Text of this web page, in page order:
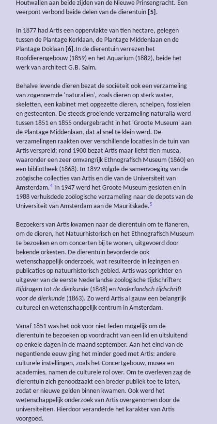
Houtwallen aan beide zijden van de Nieuwe Prinsengracht. Een
veerpont verbond beide delen van de dierentuin [5] .
In 1877 had Artis een oppervlakte van tien hectare, gelegen
tussen de Plantage Kerklaan, de Plantage Middenlaan en de
Plantage Doklaan [6] .In de dierentuin verrezen het
Roofdierengebouw (1859) en het Aquarium (1882), beide het
werk van architect G.B. Salm.
Behalve levende dieren bezat de sociëteit ook een verzameling
van zogenoemde 'naturaliën', zoals dieren op sterk water,
skeletten, een kabinet met opgezette dieren, schelpen, fossielen
en gesteenten. De steeds groeiende verzameling naturalia werd
tussen 1851 en 1855 ondergebracht in het 'Groote Museum' aan
de Plantage Middenlaan, dat al snel te klein werd. De
verzamelingen raakten over verschillende locaties in de tuin van
Artis verspreid; rond 1900 bezat Artis maar liefst tien musea,
waaronder een zeer omvangrijk Ethnografisch Museum (1860) en
een bibliotheek (1868). In 1892 volgde de samenvoeging van de
zoögische collecties van Artis en die van de Universiteit van
Amsterdam.4
In 1947 werd het Groote Museum gesloten en in
1988 verhuisdede zoölogische verzameling naar de depots van de
Universiteit van Amsterdam aan de Mauritskade.5
Bezoekers van Artis kwamen naar de dierentuin om te flaneren,
om de dieren, het Natuurhistorisch en het Ethnografisch Museum
te bezoeken en om concerten bij te wonen, uitgevoerd door
bekende orkesten. De dierentuin bevorderde ook
wetenschappelijk onderzoek, wat resulteerde in lezingen en
publicaties op natuurhistorisch gebied. Artis was oprichter en
uitgever van de eerste Nederlandse zoölogische tijdschriften:
Bijdragen tot de dierkunde (1848) en Nederlandsch tijdschrift
voor de dierkunde (1863). Zo werd Artis al gauw een belangrijk
cultureel en wetenschappelijk centrum in Amsterdam.
Vanaf 1851 was het ook voor niet-leden mogelijk om de
dierentuin te bezoeken op voordracht van een lid en uitsluitend
op enkele dagen in de maand september. Aan het eind van de
negentiende eeuw ging het minder goed met Artis: andere
culturele instellingen, zoals het Concertgebouw, musea en
academies, namen de culturele rol over. Om te overleven zag de
dierentuin zich genoodzaakt een breder publiek toe te laten,
zodat er nieuwe gelden binnen kwamen. Ook werd het
wetenschappelijk onderzoek van Artis overgenomen door de
universiteiten. Hierdoor veranderde het karakter van Artis
voorgoed.